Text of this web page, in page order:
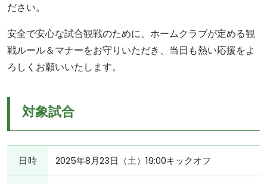
ださい。
安全で安心な試合観戦のために、ホームクラブが定める観
戦ルール＆マナーをお守りいただき、当日も熱い応援をよ
ろしくお願いいたします。
対象試合
日時 2025年8月23日（土）19:00キックオフ